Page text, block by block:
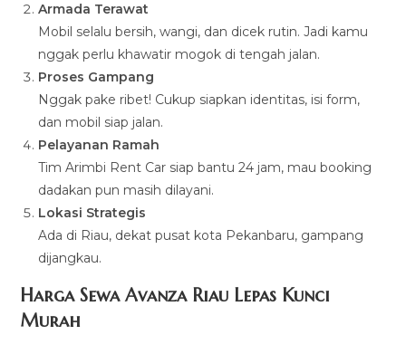
Armada Terawat
Mobil selalu bersih, wangi, dan dicek rutin. Jadi kamu
nggak perlu khawatir mogok di tengah jalan.
Proses Gampang
Nggak pake ribet! Cukup siapkan identitas, isi form,
dan mobil siap jalan.
Pelayanan Ramah
Tim Arimbi Rent Car siap bantu 24 jam, mau booking
dadakan pun masih dilayani.
Lokasi Strategis
Ada di Riau, dekat pusat kota Pekanbaru, gampang
dijangkau.
Harga Sewa Avanza Riau Lepas Kunci
Murah